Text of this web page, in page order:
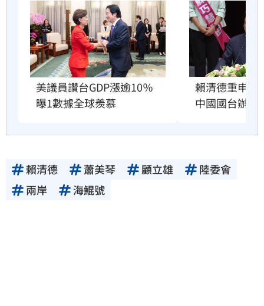
美議員讚台GDP漲逾10％
曝1數據全球羨慕
賴清德重申
中國國台辦跳
賴清德 蕭美琴 顧立雄
陸委會
兩岸
海鯤號